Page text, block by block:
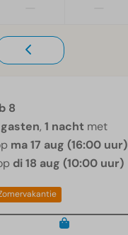
8
, 1 nacht met
ma 17 aug (16:00 uur)
di 18 aug (10:00 uur)